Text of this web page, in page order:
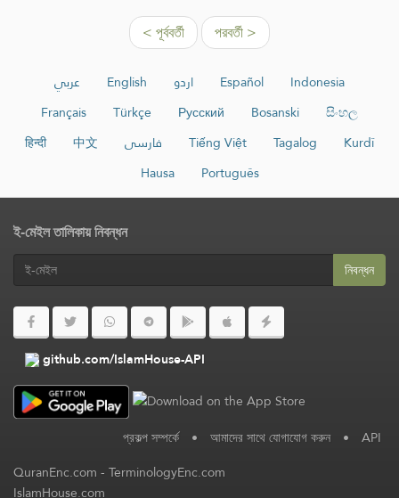
< পূর্ববর্তী পরবর্তী >
عربي English اردو Español
Indonesia
Français
Türkçe Русский Bosanski
සිංහල
हिन्दी
中文 فارسی Tiếng Việt Tagalog
Kurdî
Hausa
Português
ই-মেইল তালিকায় নিবন্ধন
নিবন্ধন
github.com/IslamHouse-API
প্রকল্প সম্পর্কে • আমাদের সাথে যোগাযোগ করুন • API
QuranEnc.com-TerminologyEnc.com
IslamHouse.com